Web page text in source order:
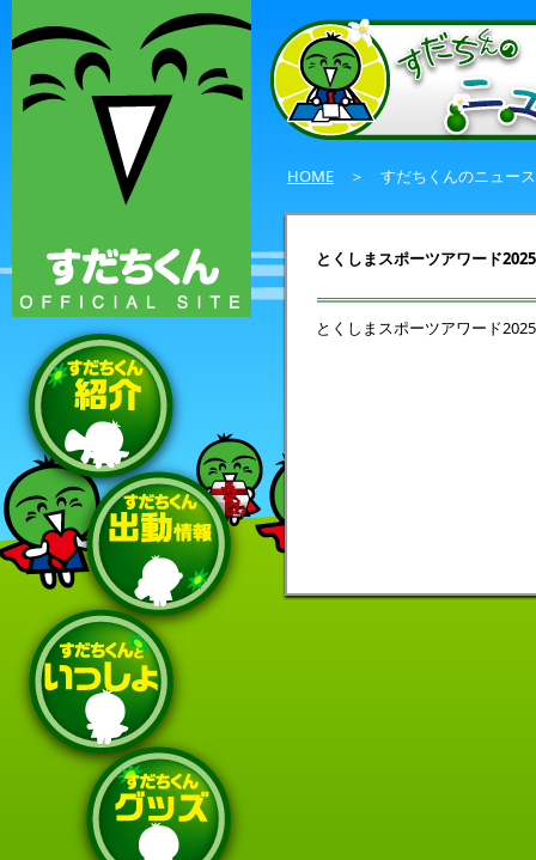
HOME ＞ すだちくんのニュー
とくしまスポーツアワード2025
とくしまスポーツアワード